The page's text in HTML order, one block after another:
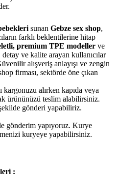
sunan Gebze sex shop,
farklı beklentilerine hitap
premium TPE modeller ve
detay ve kalite arayan kullanıcılar
alışveriş anlayışı ve zengin
firması, sektörde öne çıkan
kargonuzu alırken kapıda veya
ürününüzü teslim alabilirsiniz.
gönderi yapabiliriz.
gönderim yapıyoruz. Kurye
kuryeye yapabilirsiniz.
: